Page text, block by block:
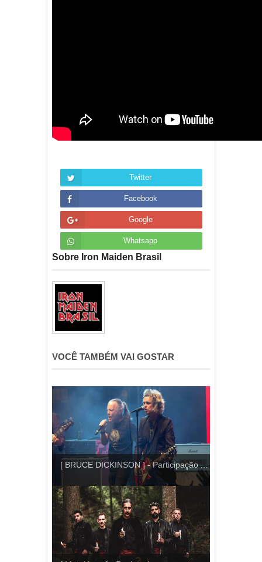
Twitter
Facebook
Google
Whatsapp
Sobre Iron Maiden Brasil
VOCÊ TAMBÉM VAI GOSTAR
[ BRUCE DICKINSON ] - Participação ...